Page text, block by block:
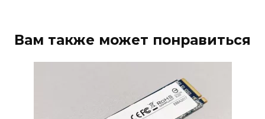
Вам также может понравиться